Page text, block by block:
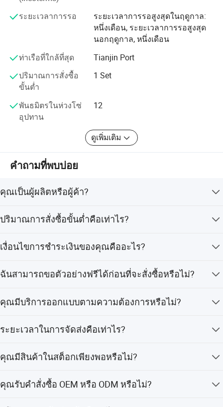
ของเส้นผ่านศูนย์กลางการประมวลผลประมาณ Φ1 สำหรับ
เลนส์กล้องไร้ท่อ ~ Φ300mm สำหรับเลนส์ทรงกลมมาตรฐาน
และกรอบ เราภูมิใจในความสามารถในการผลิตของเรา
แน่นอนว่าราคาที่มีการแข่งขันชื่อเสียงที่ดีและบริการคือข้อ
ได้เปรียบที่สำคัญที่สุดของเราและยังเป็นความสามารถในการ
แข่งขันหลักสำหรับเราที่จะอยู่ในตลาดระหว่างประเทศ !
บริษัทของเรามีโรงงานผลิตที่ทันสมัยครอบคลุมพื้นที่ 3000
การเตรียมและการกัดวัสดุโรงงานบดสำหรับการขัดเงา
ความเร็วสูงและความเร็วต่ำไปจนถึงโรงงานทำแม่พิมพ์และ
การปรับศูนย์กลางและสุดท้ายคือโรงงานผลิตสารเคลือบที่
ปราศจากฝุ่นทุกอย่างที่จำเป็นต้องใช้ก็พร้อมและพร้อมใช้งาน
โดยมีส่วนร่วมทางวิทยาศาสตร์ กระบวนการผลิตของบริษัท
เราทั้งแบบระบบและแบบมาตรฐาน ปัจจุบันเรามีทีมงานที่มี
ด้านเทคนิคโดยผลิตชิ้นส่วนออปติกและชิ้นส่วนผลึกคุณภาพ
สูงจำนวนมาก ส่วนประกอบออปติคัลโดยส่วนใหญ่ประกอบ
เที่ยงตรงสูงแผ่นไพทเทมเพลต ฟิลเตอร์ออปติคอลฯลฯองค์
ออไรด์เลนส์สังกะสีเซลไซด์เลนส์โมริคเซลซิลิคอนเลนส์
เจอร์เมเนียมเดี่ยวฯลฯนอกจากนี้เรายังสามารถประกอบและ
ปรับเลนส์ตามความต้องการของลูกค้าและปรับแต่งส่วน
ประกอบออปติคอลของฟังก์ชันต่างๆได้ ผลิตภัณฑ์ถูกนำไปใช้
อุตสาหกรรมกล้องการถ่ายวิดีโอ ระบบอัตโนมัติการแพทย์
เป็นต้นเรามีอุปกรณ์ทดสอบที่ทันสมัยครบชุดซึ่งประกอบด้วย
ZYinterinterfest มิเตอร์ Sphererererfermeter แบบ Flat
เครื่องวัดการทำงานของเวกเตอร์ , สเปคโตรไลท์ , ฯลฯการ
จะอยู่บนแสงสำหรับการเน้นวัตถุ , แหล่งกำเนิดแสงเย็น , ส
ระยะเวลาการรอ
ระยะเวลาการรอสูงสุดในฤดูกาล:
หนึ่งเดือน, ระยะเวลาการรอสูงสุด
นอกฤดูกาล, หนึ่งเดือน
ท่าเรือที่ใกล้ที่สุด
Tianjin Port
ปริมาณการสั่งซื้อ
ขั้นต่ำ
1 Set
พันธมิตรในห่วงโซ่
อุปทาน
12
ดูเพิ่มเติม
คำถามที่พบบ่อย
คุณเป็นผู้ผลิตหรือผู้ค้า?
เราเป็นผู้ผลิตในเมืองเทียนจิน ประเทศจีน ท่านสามารถเยี่ยม
ชมโรงงานและสำนักงานของเราได้ตลอดเวลา
ปริมาณการสั่งซื้อขั้นต่ำคือเท่าไร?
ปริมาณการสั่งซื้อขั้นต่ำคือ 1 ชิ้น
เงื่อนไขการชำระเงินของคุณคืออะไร?
เรายอมรับการชำระเงินผ่าน T/T, Letter of Credit, Western
Union, PayPal และวิธีการอื่นๆ
ฉันสามารถขอตัวอย่างฟรีได้ก่อนที่จะสั่งซื้อหรือไม่?
คุณมีบริการออกแบบตามความต้องการหรือไม่?
บริการที่ดีที่สุด จนกว่าท่านจะพอใจ
ระยะเวลาในการจัดส่งคือเท่าไร?
เงิน สำหรับสินค้าสั่งทำพิเศษ ระยะเวลาจะขึ้นอยู่กับปริมาณ
คุณมีสินค้าในสต็อกเพียงพอหรือไม่?
ใช่ เรามีสินค้าในสต็อกเพียงพอ เนื่องจากเราดำเนินธุรกิจใน
พื้นที่นี้มานานกว่า 20 ปี
คุณรับคำสั่งซื้อ OEM หรือ ODM หรือไม่?